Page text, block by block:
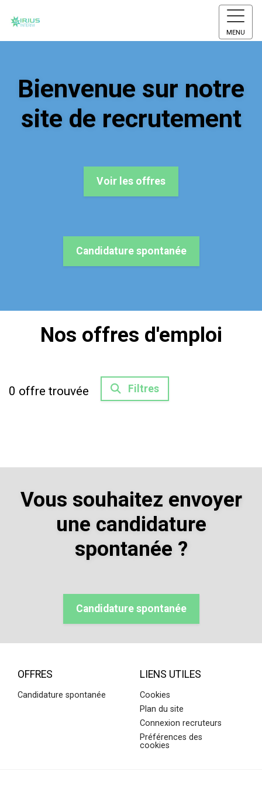
MENU
Bienvenue sur notre
site de recrutement
Voir les offres
Candidature spontanée
Nos offres d'emploi
0 offre trouvée Filtres
Vous souhaitez envoyer
une candidature
spontanée ?
Candidature spontanée
OFFRES
Candidature spontanée
LIENS UTILES
Cookies
Plan du site
Connexion recruteurs
Préférences des
cookies